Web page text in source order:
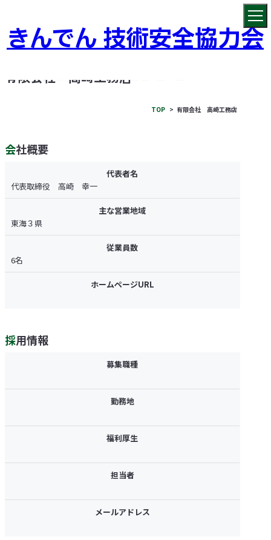
きんでん 技術安全協力会
有限会社 高崎工務店
TOP 有限会社 高崎工務店
会社概要
代表者名
代表取締役 高崎 幸一
主な営業地域
東海３県
従業員数
6名
ホームページURL
採用情報
募集職種
勤務地
福利厚生
担当者
メールアドレス